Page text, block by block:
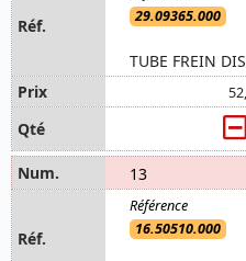
29.09365.000
TUBE FREIN
13
16.50510.000